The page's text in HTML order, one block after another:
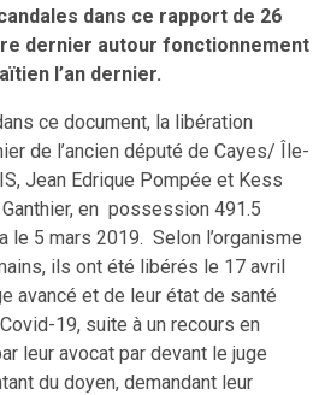
dans ce rapport de 26
dernier autour fonctionnement
l’an dernier.
ce document, la libération
de l’ancien député de Cayes/ Île-
Jean Edrique Pompée et Kess
en possession 491.5
le 5 mars 2019. Selon l’organisme
ils ont été libérés le 17 avril
avancé et de leur état de santé
19, suite à un recours en
leur avocat par devant le juge
du doyen, demandant leur